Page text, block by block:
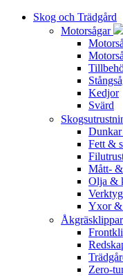
Skog och Trädgård
Motorsågar
Kedjor
Svärd
Fett &
Mått-
Olja &
Yxor &
Zero-